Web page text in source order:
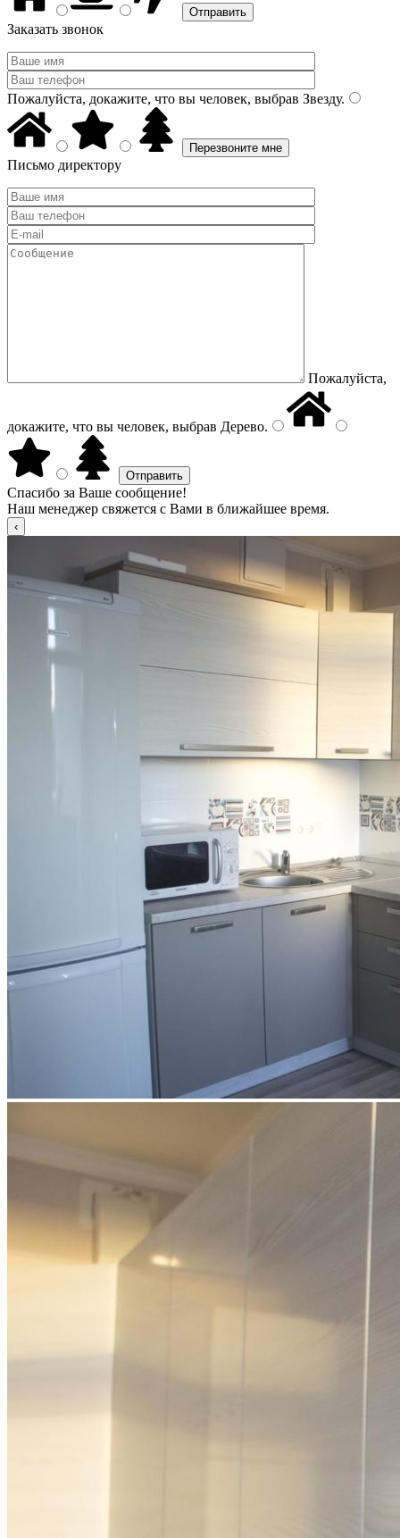
Заказать звонок
Пожалуйста, докажите, что вы человек, выбрав Звезду.
Письмо директору
Пожалуйста,
докажите, что вы человек, выбрав Дерево.
Спасибо за Ваше сообщение!
Наш менеджер свяжется с Вами в ближайшее время.